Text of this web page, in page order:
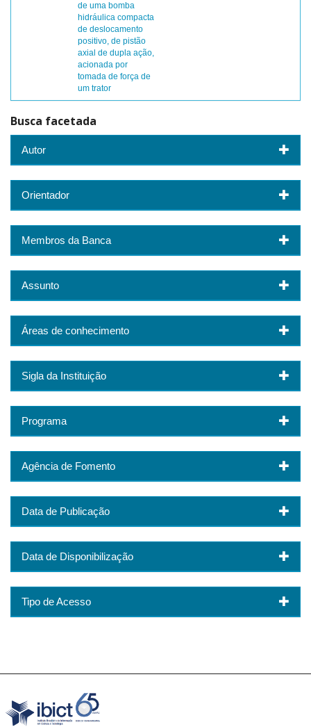
de uma bomba
hidráulica compacta
de deslocamento
positivo, de pistão
axial de dupla ação,
acionada por
tomada de força de
um trator
Busca facetada
Autor
Orientador
Membros da Banca
Assunto
Áreas de conhecimento
Sigla da Instituição
Programa
Agência de Fomento
Data de Publicação
Data de Disponibilização
Tipo de Acesso